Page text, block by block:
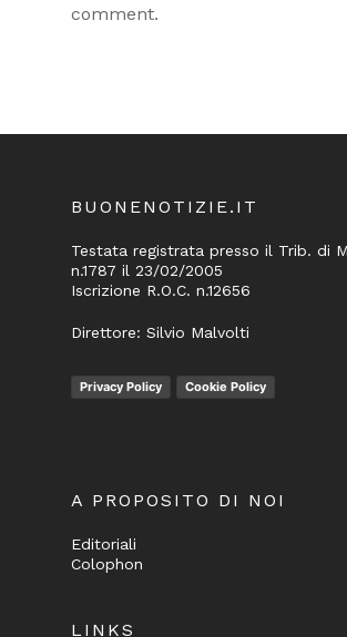
comment.
BUONENOTIZIE.IT
Testata registrata presso il Trib. di
n.1787 il 23/02/2005
Iscrizione R.O.C. n.12656
Direttore: Silvio Malvolti
Privacy Policy Cookie Policy
A PROPOSITO DI NOI
Editoriali
Colophon
LINKS